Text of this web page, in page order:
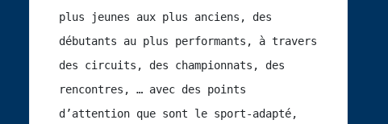
plus jeunes aux plus anciens, des
débutants au plus performants, à travers
des circuits, des championnats, des
rencontres, … avec des points
d’attention que sont le sport-adapté,